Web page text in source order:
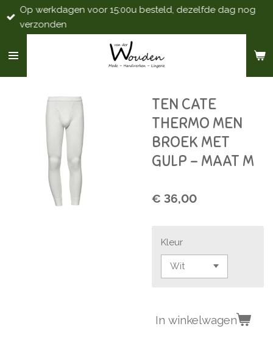
Ga
direct
de
Op werkdagen voor 15:00u besteld, dezelfde dag nog
verzonden
TEN CATE
THERMO MEN
BROEK MET
GULP - MAAT M
€ 36,00
Kleur
In winkelwagen